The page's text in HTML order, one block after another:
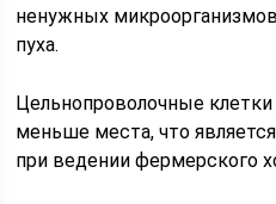
ненужных
пуха.
Цельнопроволочные
меньше места, что
при ведении фермерского